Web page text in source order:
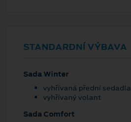
STANDARDNÍ VÝBAVA
Sada Winter
vyhřívaná přední sedadla
vyhřívaný volant
Sada Comfort